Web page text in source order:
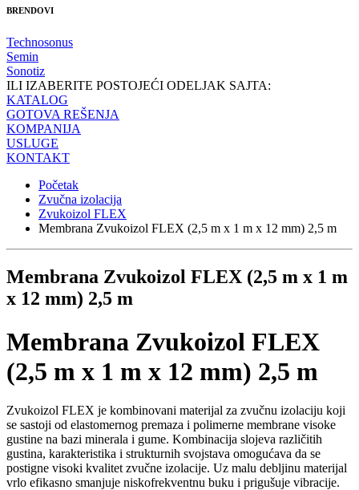
BRENDOVI
Technosonus
Semin
Sonotiz
ILI IZABERITE POSTOJEĆI ODELJAK SAJTA:
KATALOG
GOTOVA REŠENJA
KOMPANIJA
USLUGE
KONTAKT
Početak
Zvučna izolacija
Zvukoizol FLEX
Membrana Zvukoizol FLEX (2,5 m x 1 m x 12 mm) 2,5 m
Membrana Zvukoizol FLEX (2,5 m x 1 m
x 12 mm) 2,5 m
Membrana Zvukoizol FLEX
(2,5 m x 1 m x 12 mm) 2,5 m
Zvukoizol FLEX je kombinovani materijal za zvučnu izolaciju koji
se sastoji od elastomernog premaza i polimerne membrane visoke
gustine na bazi minerala i gume. Kombinacija slojeva različitih
gustina, karakteristika i strukturnih svojstava omogućava da se
postigne visoki kvalitet zvučne izolacije. Uz malu debljinu materijal
vrlo efikasno smanjuje niskofrekventnu buku i prigušuje vibracije.